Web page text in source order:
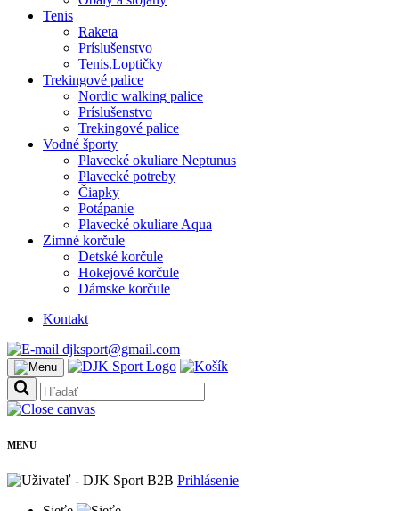
Tenis
Raketa
Príslušenstvo
Tenis.Loptičky
Trekingové palice
Nordic walking palice
Príslušenstvo
Trekingové palice
Vodné športy
Plavecké okuliare Neptunus
Plavecké potreby
Čiapky
Potápanie
Plavecké okuliare Aqua
Zimné korčule
Detské korčule
Hokejové korčule
Dámske korčule
Kontakt
djksport@gmail.com
MENU
Prihlásenie